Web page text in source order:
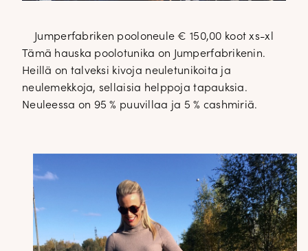
Jumperfabriken pooloneule € 150,00 koot xs-xl
Tämä hauska poolotunika on Jumperfabrikenin.
Heillä on talveksi kivoja neuletunikoita ja
neulemekkoja, sellaisia helppoja tapauksia.
Neuleessa on 95 % puuvillaa ja 5 % cashmiriä.